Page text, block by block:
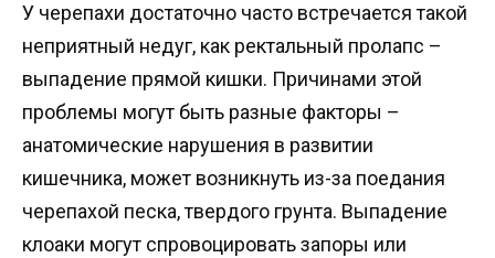
У черепахи достаточно часто встречается такой
неприятный недуг, как ректальный пролапс –
выпадение прямой кишки. Причинами этой
проблемы могут быть разные факторы –
анатомические нарушения в развитии
кишечника, может возникнуть из-за поедания
черепахой песка, твердого грунта. Выпадение
клоаки могут спровоцировать запоры или